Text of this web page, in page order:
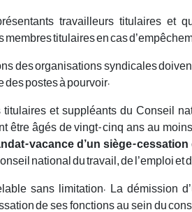
travailleurs titulaires et
membres titulaires en cas
des organisations syndicales
des postes à pourvoir.
titulaires et suppléants du Conseil
être âgés de vingt-cinq ans au
vacance d’un siège-
national du travail, de l’emploi et
sans limitation. La démission
de ses fonctions au sein du